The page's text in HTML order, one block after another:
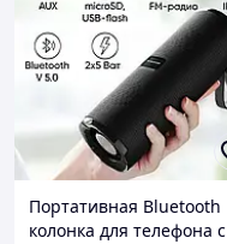
Портативная Bluetooth
колонка для телефона с